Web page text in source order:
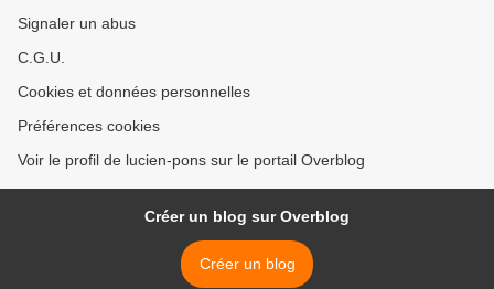
Signaler un abus
C.G.U.
Cookies et données personnelles
Préférences cookies
Voir le profil de lucien-pons sur le portail Overblog
Créer un blog sur Overblog
Créer un blog